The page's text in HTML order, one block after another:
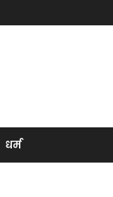
धर्म